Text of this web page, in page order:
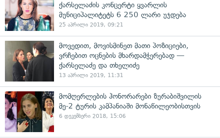
ქარსელაძის კონცერტი ყვარლის
მუნიციპალიტეტს 6 250 ლარი უჯდება
25 აპრილი 2019, 09:21
მოვედით, მოვისმინეთ მათი პოზიციები,
ვრჩებით ოცნების მხარდამჭერებად —
ქარსელაძე და თხელიძე
13 აპრილი 2019, 11:31
მომღერლების ჰონორარები ზურაბიშვილის
მე-2 ტურის კამპანიაში მონაწილეობისთვის
6 დეკემბერი 2018, 15:06